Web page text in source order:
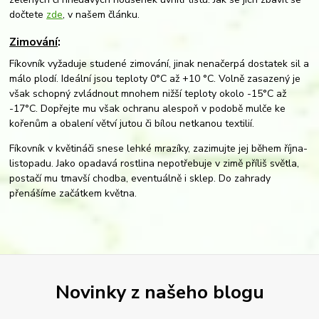
dočtete zde, v našem článku.
Zimování:
Fíkovník vyžaduje studené zimování, jinak nenačerpá dostatek sil a
málo plodí. Ideální jsou teploty 0°C až +10 °C. Volně zasazený je
však schopný zvládnout mnohem nižší teploty okolo -15°C až
-17°C. Dopřejte mu však ochranu alespoň v podobě mulče ke
kořenům a obalení větví jutou či bílou netkanou textilií.
Fíkovník v květináči snese lehké mrazíky, zazimujte jej během října-
listopadu. Jako opadavá rostlina nepotřebuje v zimě příliš světla,
postačí mu tmavší chodba, eventuálně i sklep. Do zahrady
přenášíme začátkem května.
Novinky z našeho blogu